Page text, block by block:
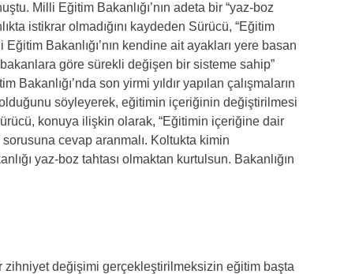
Milli Eğitim Bakanlığı’nın adeta bir “yaz-boz
istikrar olmadığını kaydeden Sürücü, “Eğitim
Bakanlığı’nın kendine ait ayakları yere basan
göre sürekli değişen bir sisteme sahip”
son yirmi yıldır yapılan çalışmaların
söyleyerek, eğitimin içeriğinin değiştirilmesi
konuya ilişkin olarak, “Eğitimin içeriğine dair
sorusuna cevap aranmalı. Koltukta kimin
yaz-boz tahtası olmaktan kurtulsun. Bakanlığın
zihniyet değişimi gerçekleştirilmeksizin eğitim başta